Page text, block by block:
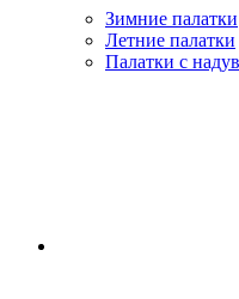
Зимние палатки
Летние палатки
Палатки с